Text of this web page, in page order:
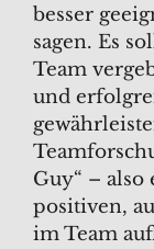
besser
sagen. Es
Team
und
Guy“ – also
positiven,
im Team